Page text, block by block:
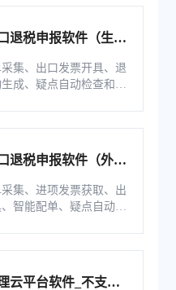
退税申报软件（生产
集、出口发票开具、退
成、疑点自动检查和调
退税申报软件（外贸
集、进项发票获取、出
智能配单、疑点自动检
云平台软件_不支持